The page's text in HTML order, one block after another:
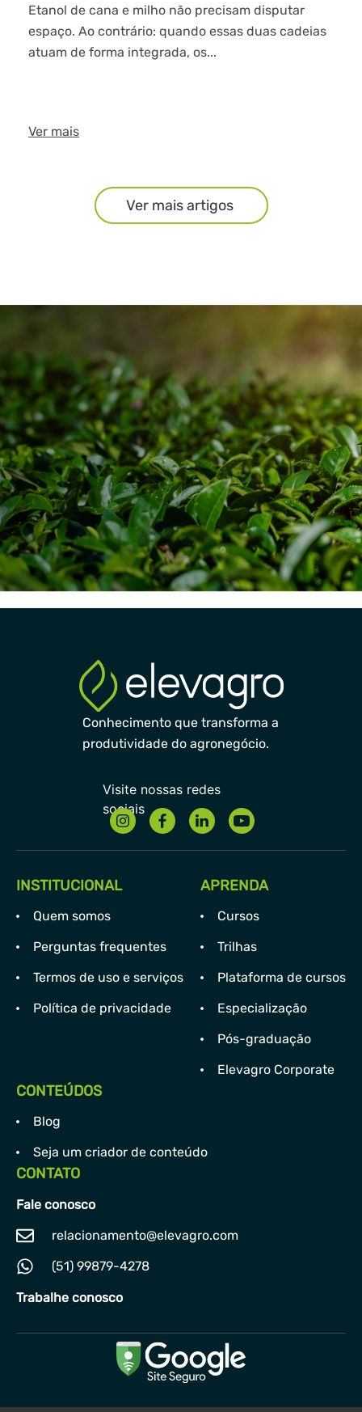
Etanol de cana e milho não precisam disputar
espaço. Ao contrário: quando essas duas cadeias
atuam de forma integrada, os...
Ver mais
Ver mais artigos
Conhecimento que transforma a
produtividade do agronegócio.
INSTITUCIONAL
Quem somos
Perguntas frequentes
Termos de uso e serviços
Política de privacidade
APRENDA
Cursos
Trilhas
Plataforma de cursos
Especialização
Pós-graduação
Elevagro Corporate
CONTEÚDOS
Blog
Seja um criador de conteúdo
CONTATO
Fale conosco
relacionamento@elevagro.com
(51) 99879-4278
Trabalhe conosco